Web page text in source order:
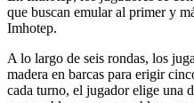
que buscan emular al primer y
Imhotep.
A lo largo de seis rondas, los
madera en barcas para erigir
cada turno, el jugador elige una